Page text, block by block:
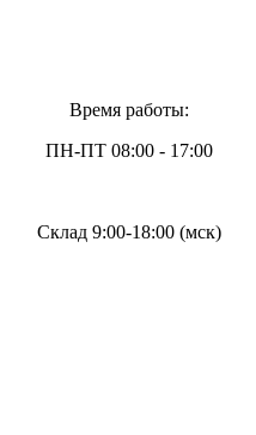
Время работы:
ПН-ПТ 08:00 - 17:00
Склад 9:00-18:00 (мск)